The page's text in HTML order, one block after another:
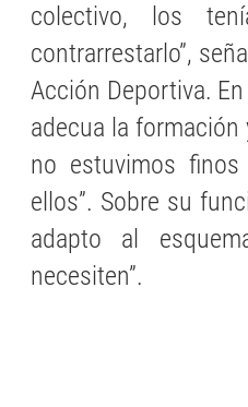
colectivo, los
contrarrestarlo”,
Acción Deportiva.
adecua la
no estuvimos
ellos”. Sobre su
adapto al
necesiten”.